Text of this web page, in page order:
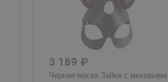
3 189 ₽
Черная маска Зайка с меховыми